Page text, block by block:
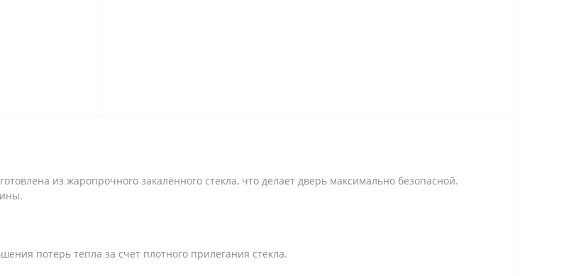
из жаропрочного закалённого стекла, что делает дверь максимально безопасной.
потерь тепла за счет плотного прилегания стекла.